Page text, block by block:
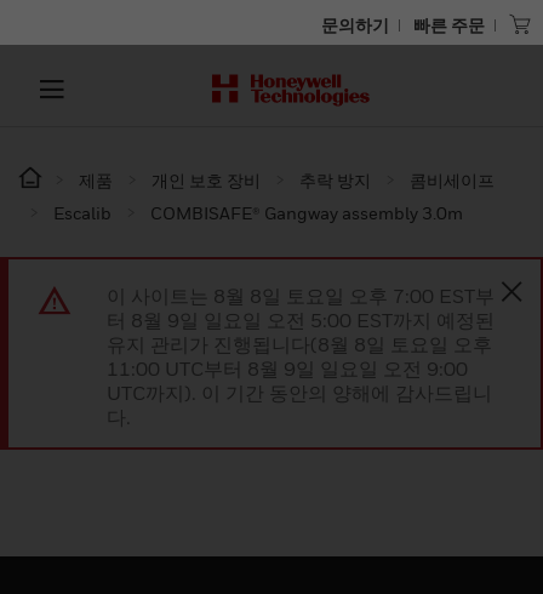
문의하기 빠른 주문
제품 개인 보호 장비 추락 방지
콤비세이프
Escalib
COMBISAFE® Gangway assembly 3.0m
이 사이트는 8월 8일 토요일 오후 7:00 EST부
터 8월 9일 일요일 오전 5:00 EST까지 예정된
유지 관리가 진행됩니다(8월 8일 토요일 오후
11:00 UTC부터 8월 9일 일요일 오전 9:00
UTC까지). 이 기간 동안의 양해에 감사드립니
다.